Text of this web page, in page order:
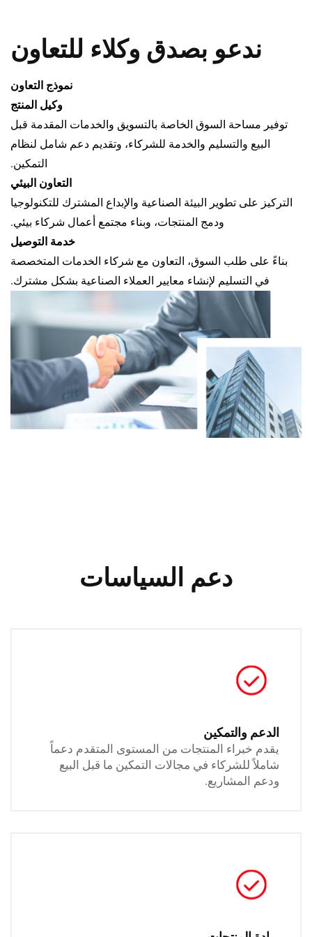
بصدق وكلاء للتعاون
نموذج التعاون
السوق الخاصة بالتسويق والخدمات المقدمة قبل
والتسليم والخدمة للشركاء، وتقديم دعم شامل لنظام
تطوير البيئة الصناعية والإبداع المشترك للتكنولوجيا
ودمج المنتجات، وبناء مجتمع أعمال شركاء بيئي.
خدمة التوصيل
طلب السوق، التعاون مع شركاء الخدمات المتخصصة
لإنشاء معايير العملاء الصناعية بشكل مشترك.
دعم السياسات
المنتجات من المستوى المتقدم دعماً
في مجالات التمكين ما قبل البيع